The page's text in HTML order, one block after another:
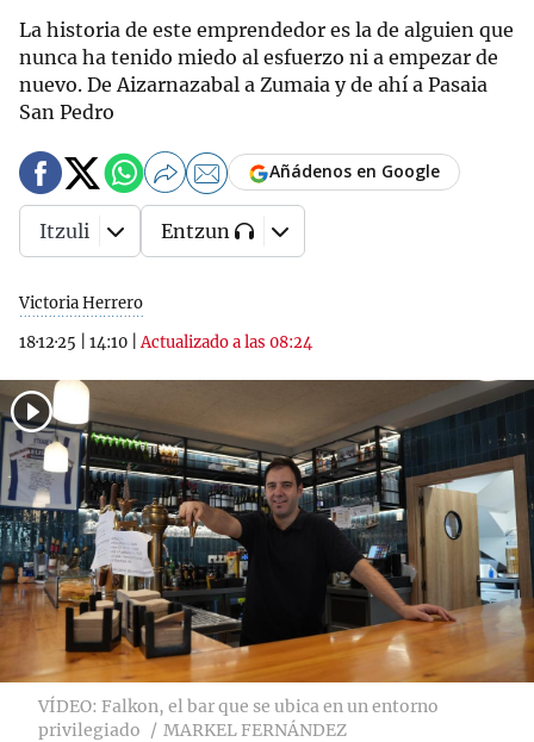
La historia de este emprendedor es la de alguien que
nunca ha tenido miedo al esfuerzo ni a empezar de
nuevo. De Aizarnazabal a Zumaia y de ahí a Pasaia
San Pedro
Victoria Herrero
18·12·25
14:10 |Actualizado a las 08:24
Añádenos en Google
Itzuli Entzun
VÍDEO: Falkon, el bar que se ubica en un entorno
privilegiado
MARKEL FERNÁNDEZ